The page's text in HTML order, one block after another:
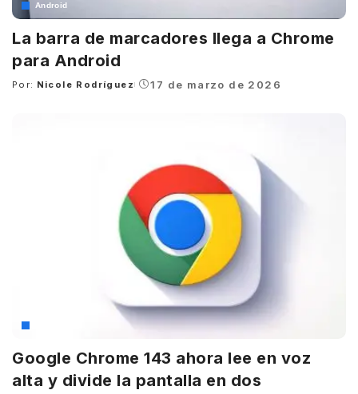
Android
La barra de marcadores llega a Chrome
para Android
Posted
Por: Nicole Rodríguez 17 de marzo de 2026
Google Chrome 143 ahora lee en voz
alta y divide la pantalla en dos